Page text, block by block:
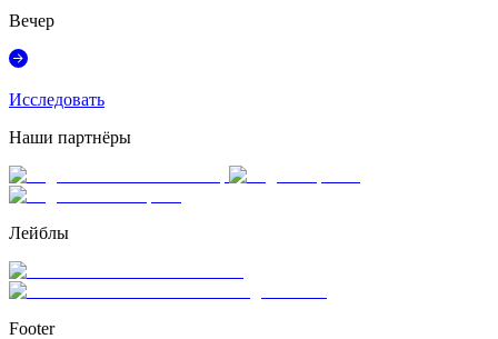
Вечер
Исследовать
Наши партнёры
Лейблы
Footer